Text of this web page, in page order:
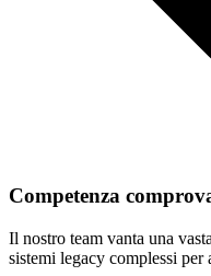
Competenza
Il nostro team vanta una
sistemi legacy complessi per